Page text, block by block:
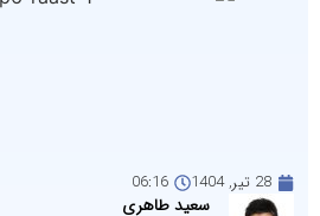
28 تیر, 1404 06:16
سعید طاهری